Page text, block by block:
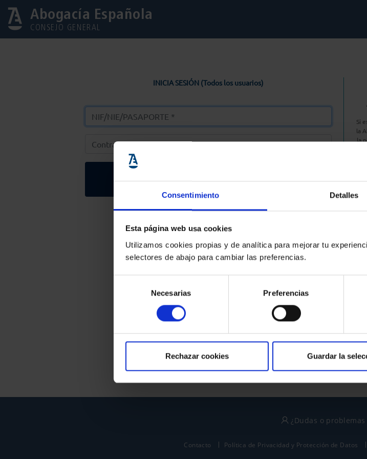
Consentimiento Detalles
Esta página web usa cookies
Utilizamos cookies propias y de analítica para mejorar tu
selectores de abajo para cambiar las preferencias.
consentimiento
Necesarias Preferencias
Rechazar cookies Guardar la
Abogacía Española
CONSEJO GENERAL
INICIA SESIÓN (Todos los usuarios)
Entrar
Solicitar Contraseña
Si
la
la
¿No tienes
política de privacidad
y términos
¿Dudas o problemas
Contacto Política de Privacidad y Protección de Datos